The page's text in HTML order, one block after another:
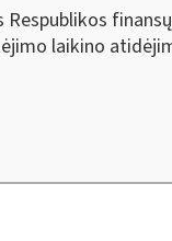
laikino